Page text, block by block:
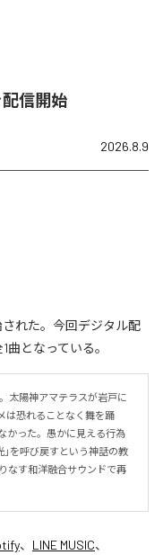
配信開始
2026.8.9
された。今回デジタル配
曲となっている。
太陽神アマテラスが岩戸に
は恐れることなく舞を踊
かった。愚かに見える行為
」を呼び戻すという神話の教
なす和洋融合サウンドで再
、 LINE MUSIC、